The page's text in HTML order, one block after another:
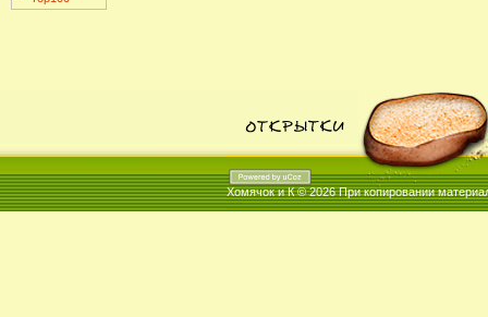
Хомячок и К © 2026При копировании